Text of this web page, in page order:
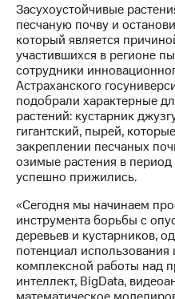
Финансовая
отчетность
Контакты
Новости
в
регионе
и акционерам
Корпоративное
управление
Корпоративный
секретарь
Раскрытие
информации
Информация
акционерам
Засухоустойчивые
песчаную почву и
который является
участившихся в регионе
сотрудники
Астраханского
подобрали характерные
растений: кустарник
гигантский, пырей,
закреплении песчаных
озимые растения в
успешно прижились.
«Сегодня мы начинаем
инструмента борьбы с
деревьев и кустарников,
потенциал
комплексной работы над
интеллект, BigData,